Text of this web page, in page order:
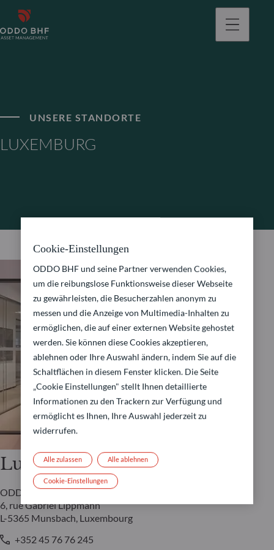
UNSERE STANDORTE
LUXEMBURG
Luxemburg
ODDO BHF AM Lux
6, rue Gabriel Lippmann
L-5365 Munsbach, Luxembourg
+352 45 76 76 245
Cookie-Einstellungen
ODDO BHF und seine Partner verwenden Cookies,
um die reibungslose Funktionsweise dieser Webseite
zu gewährleisten, die Besucherzahlen anonym zu
messen und die Anzeige von Multimedia-Inhalten zu
ermöglichen, die auf einer externen Website gehostet
werden. Sie können diese Cookies akzeptieren,
ablehnen oder Ihre Auswahl ändern, indem Sie auf die
Schaltflächen in diesem Fenster klicken. Die Seite
„Cookie Einstellungen" stellt Ihnen detaillierte
Informationen zu den Trackern zur Verfügung und
ermöglicht es Ihnen, Ihre Auswahl jederzeit zu
widerrufen.
Alle ablehnen
Alle zulassen
Cookie-Einstellungen